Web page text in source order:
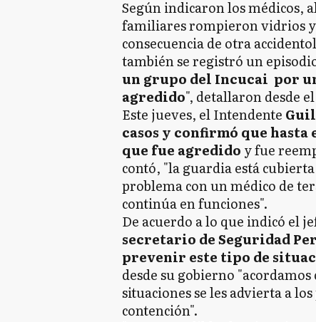
Según indicaron los médicos,
familiares rompieron vidrios y
consecuencia de otra
también se registró un
un grupo del Incucai por
agredido", detallaron desde
Este jueves, el Intendente
casos y confirmó que hasta
que fue agredido y fue
contó, "la guardia está
problema con un médico de
continúa en funciones".
De acuerdo a lo que indicó el
secretario de Seguridad
prevenir este tipo de
desde su gobierno
situaciones se les advierta a
contención".